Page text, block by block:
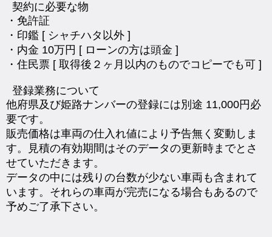
契約に必要な物
・免許証
・印鑑 [ シャチハタ以外 ]
・内金 10万円 [ ローンの方は頭金 ]
・住民票 [ 取得後２ヶ月以内のものでコピーでも可 ]
登録業務について
他府県及び姫路ナンバーの登録には別途 11,000円必
要です。
販売価格は車両の仕入れ値により予告無く変動しま
す。見積の有効期間はそのデータの更新時までとさ
せていただきます。
データの中には残りの台数が少ない車両も含まれて
います。それらの車両が完売になる場合もあるので
予めご了承下さい。